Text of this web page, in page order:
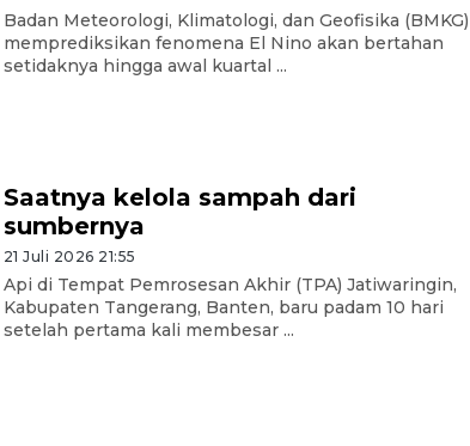
Badan Meteorologi, Klimatologi, dan Geofisika (BMKG)
memprediksikan fenomena El Nino akan bertahan
setidaknya hingga awal kuartal ...
Saatnya kelola sampah dari
sumbernya
21 Juli 2026 21:55
Api di Tempat Pemrosesan Akhir (TPA) Jatiwaringin,
Kabupaten Tangerang, Banten, baru padam 10 hari
setelah pertama kali membesar ...